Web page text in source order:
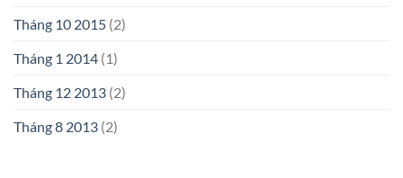
Tháng 10 2015 (2)
Tháng 1 2014 (1)
Tháng 12 2013 (2)
Tháng 8 2013 (2)